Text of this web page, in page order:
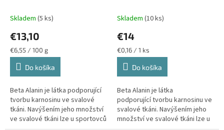
Skladem (5 ks)
€13,10
Jednotková
cena:
€6,55 / 100 g
Do košíka
Beta Alanin je látka podporující
tvorbu karnosinu ve svalové
tkáni. Navýšením jeho množství
ve svalové tkáni lze u sportovců
Skladem (10 ks)
€14
Jednotková
cena:
€0,16 / 1 ks
Do košíka
Beta Alanin je látka
podporující tvorbu karnosinu ve
svalové tkáni. Navýšením jeho
množství ve svalové tkáni lze u